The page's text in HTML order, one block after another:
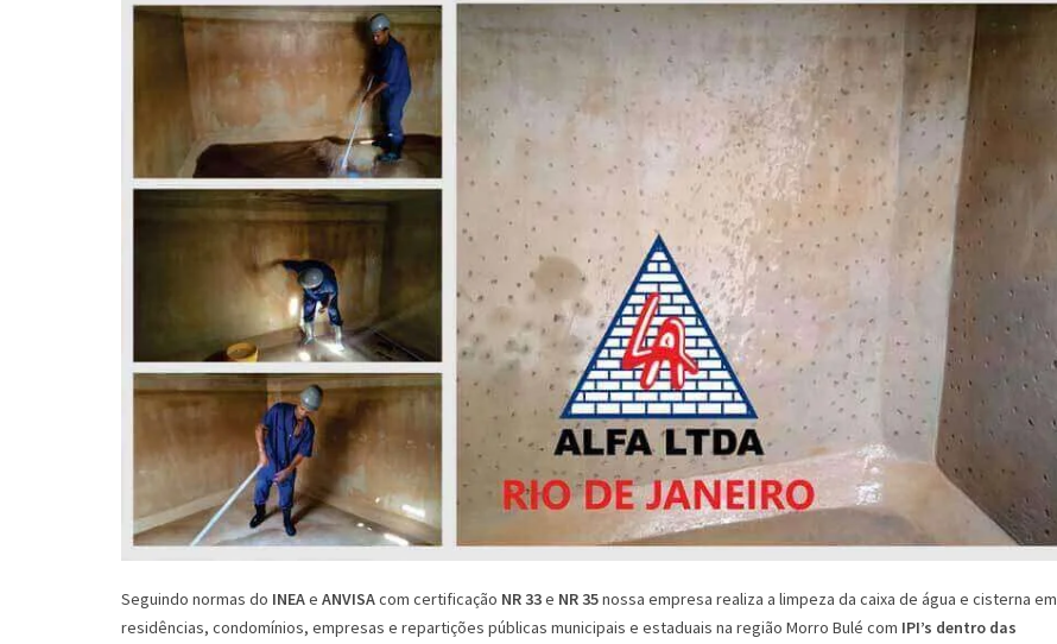
Seguindo normas do INEAe ANVISAcom certificação NR 33e NR 35nossa empresa realiza a limpeza da caixa de água e cisterna em
residências, condomínios, empresas e repartições públicas municipais e estaduais na região Morro Bulé com IPI’s dentro das